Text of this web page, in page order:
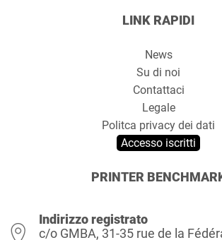
LINK RAPIDI
News
Su di noi
Contattaci
Legale
Politca privacy dei dati
Accesso iscritti
PRINTER
Indirizzo registrato
c/o GMBA, 31-35 rue de la